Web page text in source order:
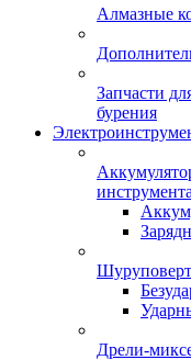
Алмазные
Запчасти
бурения
инструмента
Дрели-